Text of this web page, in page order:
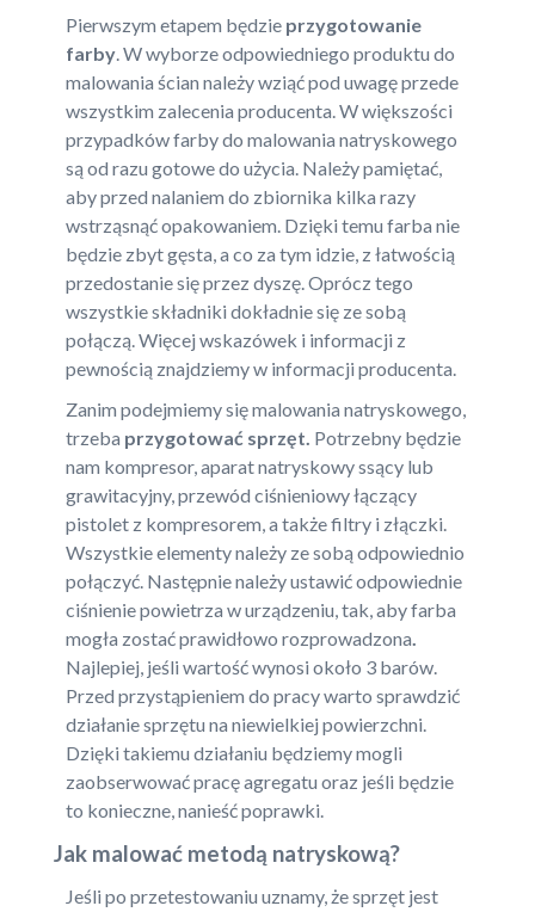
Pierwszym etapem będzie przygotowanie
farby. W wyborze odpowiedniego produktu do
malowania ścian należy wziąć pod uwagę przede
wszystkim zalecenia producenta. W większości
przypadków farby do malowania natryskowego
są od razu gotowe do użycia. Należy pamiętać,
aby przed nalaniem do zbiornika kilka razy
wstrząsnąć opakowaniem. Dzięki temu farba nie
będzie zbyt gęsta, a co za tym idzie, z łatwością
przedostanie się przez dyszę. Oprócz tego
wszystkie składniki dokładnie się ze sobą
połączą. Więcej wskazówek i informacji z
pewnością znajdziemy w informacji producenta.
Zanim podejmiemy się malowania natryskowego,
trzeba przygotować sprzęt. Potrzebny będzie
nam kompresor, aparat natryskowy ssący lub
grawitacyjny, przewód ciśnieniowy łączący
pistolet z kompresorem, a także filtry i złączki.
Wszystkie elementy należy ze sobą odpowiednio
połączyć. Następnie należy ustawić odpowiednie
ciśnienie powietrza w urządzeniu, tak, aby farba
mogła zostać prawidłowo rozprowadzona.
Najlepiej, jeśli wartość wynosi około 3 barów.
Przed przystąpieniem do pracy warto sprawdzić
działanie sprzętu na niewielkiej powierzchni.
Dzięki takiemu działaniu będziemy mogli
zaobserwować pracę agregatu oraz jeśli będzie
to konieczne, nanieść poprawki.
Jak malować metodą natryskową?
Jeśli po przetestowaniu uznamy, że sprzęt jest